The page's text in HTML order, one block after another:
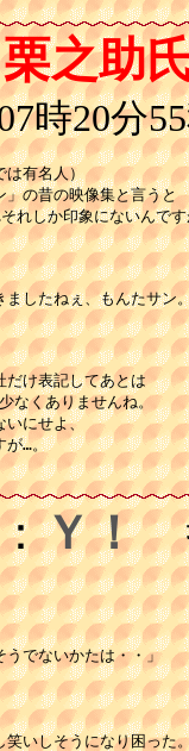
之助
時20分
有名人）
」の昔の映像集と言うと
れしか印象にないんで
ましたねぇ、もんたサン
だけ表記してあとは
なくありませんね。
いにせよ、
が…。
Ｙ！
うでないかたは・・」
笑いしそうになり困った